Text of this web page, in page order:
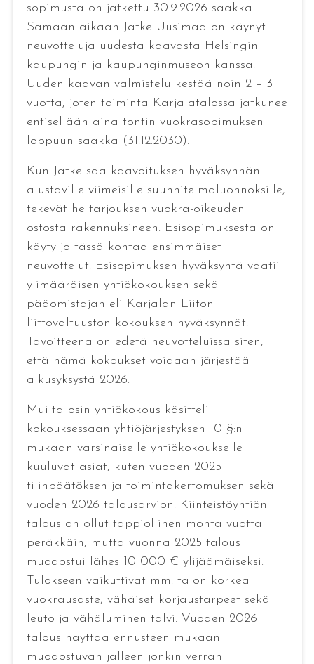
sopimusta on jatkettu 30.9.2026 saakka.
Samaan aikaan Jatke Uusimaa on käynyt
neuvotteluja uudesta kaavasta Helsingin
kaupungin ja kaupunginmuseon kanssa.
Uuden kaavan valmistelu kestää noin 2 – 3
vuotta, joten toiminta Karjalatalossa jatkunee
entisellään aina tontin vuokrasopimuksen
loppuun saakka (31.12.2030).
Kun Jatke saa kaavoituksen hyväksynnän
alustaville viimeisille suunnitelmaluonnoksille,
tekevät he tarjouksen vuokra-oikeuden
ostosta rakennuksineen. Esisopimuksesta on
käyty jo tässä kohtaa ensimmäiset
neuvottelut. Esisopimuksen hyväksyntä vaatii
ylimääräisen yhtiökokouksen sekä
pääomistajan eli Karjalan Liiton
liittovaltuuston kokouksen hyväksynnät.
Tavoitteena on edetä neuvotteluissa siten,
että nämä kokoukset voidaan järjestää
alkusyksystä 2026.
Muilta osin yhtiökokous käsitteli
kokouksessaan yhtiöjärjestyksen 10 §:n
mukaan varsinaiselle yhtiökokoukselle
kuuluvat asiat, kuten vuoden 2025
tilinpäätöksen ja toimintakertomuksen sekä
vuoden 2026 talousarvion. Kiinteistöyhtiön
talous on ollut tappiollinen monta vuotta
peräkkäin, mutta vuonna 2025 talous
muodostui lähes 10 000 € ylijäämäiseksi.
Tulokseen vaikuttivat mm. talon korkea
vuokrausaste, vähäiset korjaustarpeet sekä
leuto ja vähäluminen talvi. Vuoden 2026
talous näyttää ennusteen mukaan
muodostuvan jälleen jonkin verran